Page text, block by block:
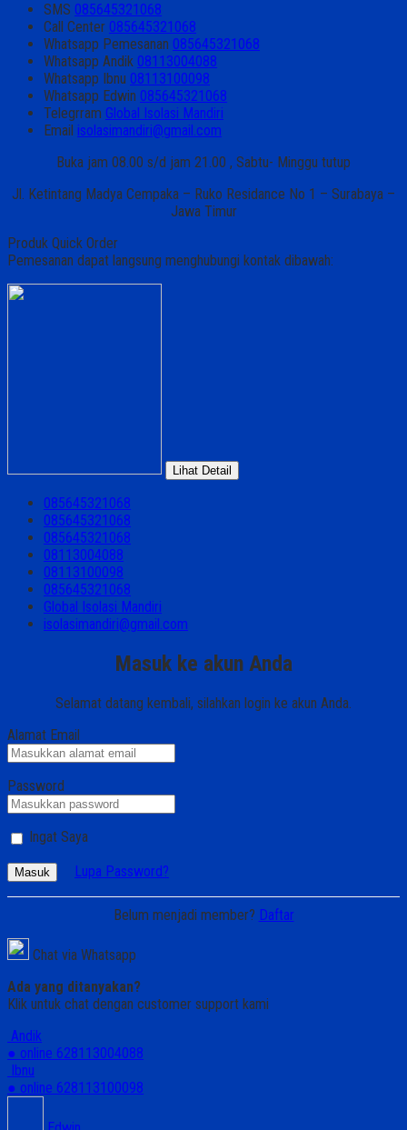
SMS 085645321068
Call Center 085645321068
Whatsapp Pemesanan 085645321068
Whatsapp Andik 08113004088
Whatsapp Ibnu 08113100098
Whatsapp Edwin 085645321068
Telegrram Global Isolasi Mandiri
Email isolasimandiri@gmail.com
Buka jam 08.00 s/d jam 21.00 , Sabtu- Minggu tutup
Jl. Ketintang Madya Cempaka – Ruko Residance No 1 – Surabaya –
Jawa Timur
Produk Quick Order
Pemesanan dapat langsung menghubungi kontak dibawah:
Lihat Detail
085645321068
085645321068
085645321068
08113004088
08113100098
085645321068
Global Isolasi Mandiri
isolasimandiri@gmail.com
Masuk ke akun Anda
Selamat datang kembali, silahkan login ke akun Anda.
Alamat Email
Password
Ingat Saya
Masuk Lupa Password?
Belum menjadi member? Daftar
Chat via Whatsapp
Ada yang ditanyakan?
Klik untuk chat dengan customer support kami
Andik
● online 628113004088
Ibnu
● online 628113100098